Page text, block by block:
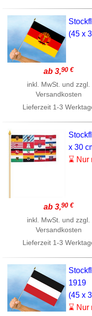
(45 x
ab 3,90 €
inkl. MwSt. und zzgl.
Versandkosten
Lieferzeit 1-3
x 30
⌛
ab 3,90 €
inkl. MwSt. und zzgl.
Versandkosten
Lieferzeit 1-3
1919
(45 x
⌛